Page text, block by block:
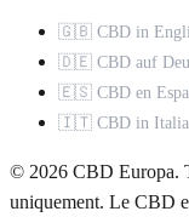
🇬🇧 CBD in
🇩🇪 CBD auf
🇪🇸 CBD en
🇮🇹 CBD in
© 2026 CBD Europa.
uniquement. Le CBD